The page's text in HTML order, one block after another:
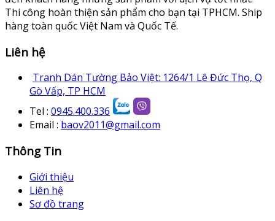
Thi công hoàn thiện sản phẩm cho bạn tại TPHCM. Ship
hàng toàn quốc Việt Nam và Quốc Tế.
Liên hệ
Tranh Dán Tường Bảo Việt: 1264/1 Lê Đức Thọ, Q
Gò Vấp, TP HCM
Tel : 0945.400.336
Email : baov2011@gmail.com
Thông Tin
Giới thiệu
Liên hệ
Sơ đồ trang